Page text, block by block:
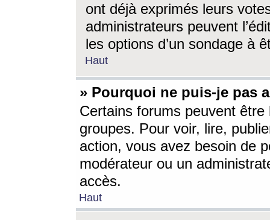
ont déjà exprimés leurs
administrateurs peuvent
les options d’un sondage à
Haut
» Pourquoi ne puis-je pas
Certains forums peuvent être
groupes. Pour voir, lire,
action, vous avez besoin de
modérateur ou un
accès.
Haut